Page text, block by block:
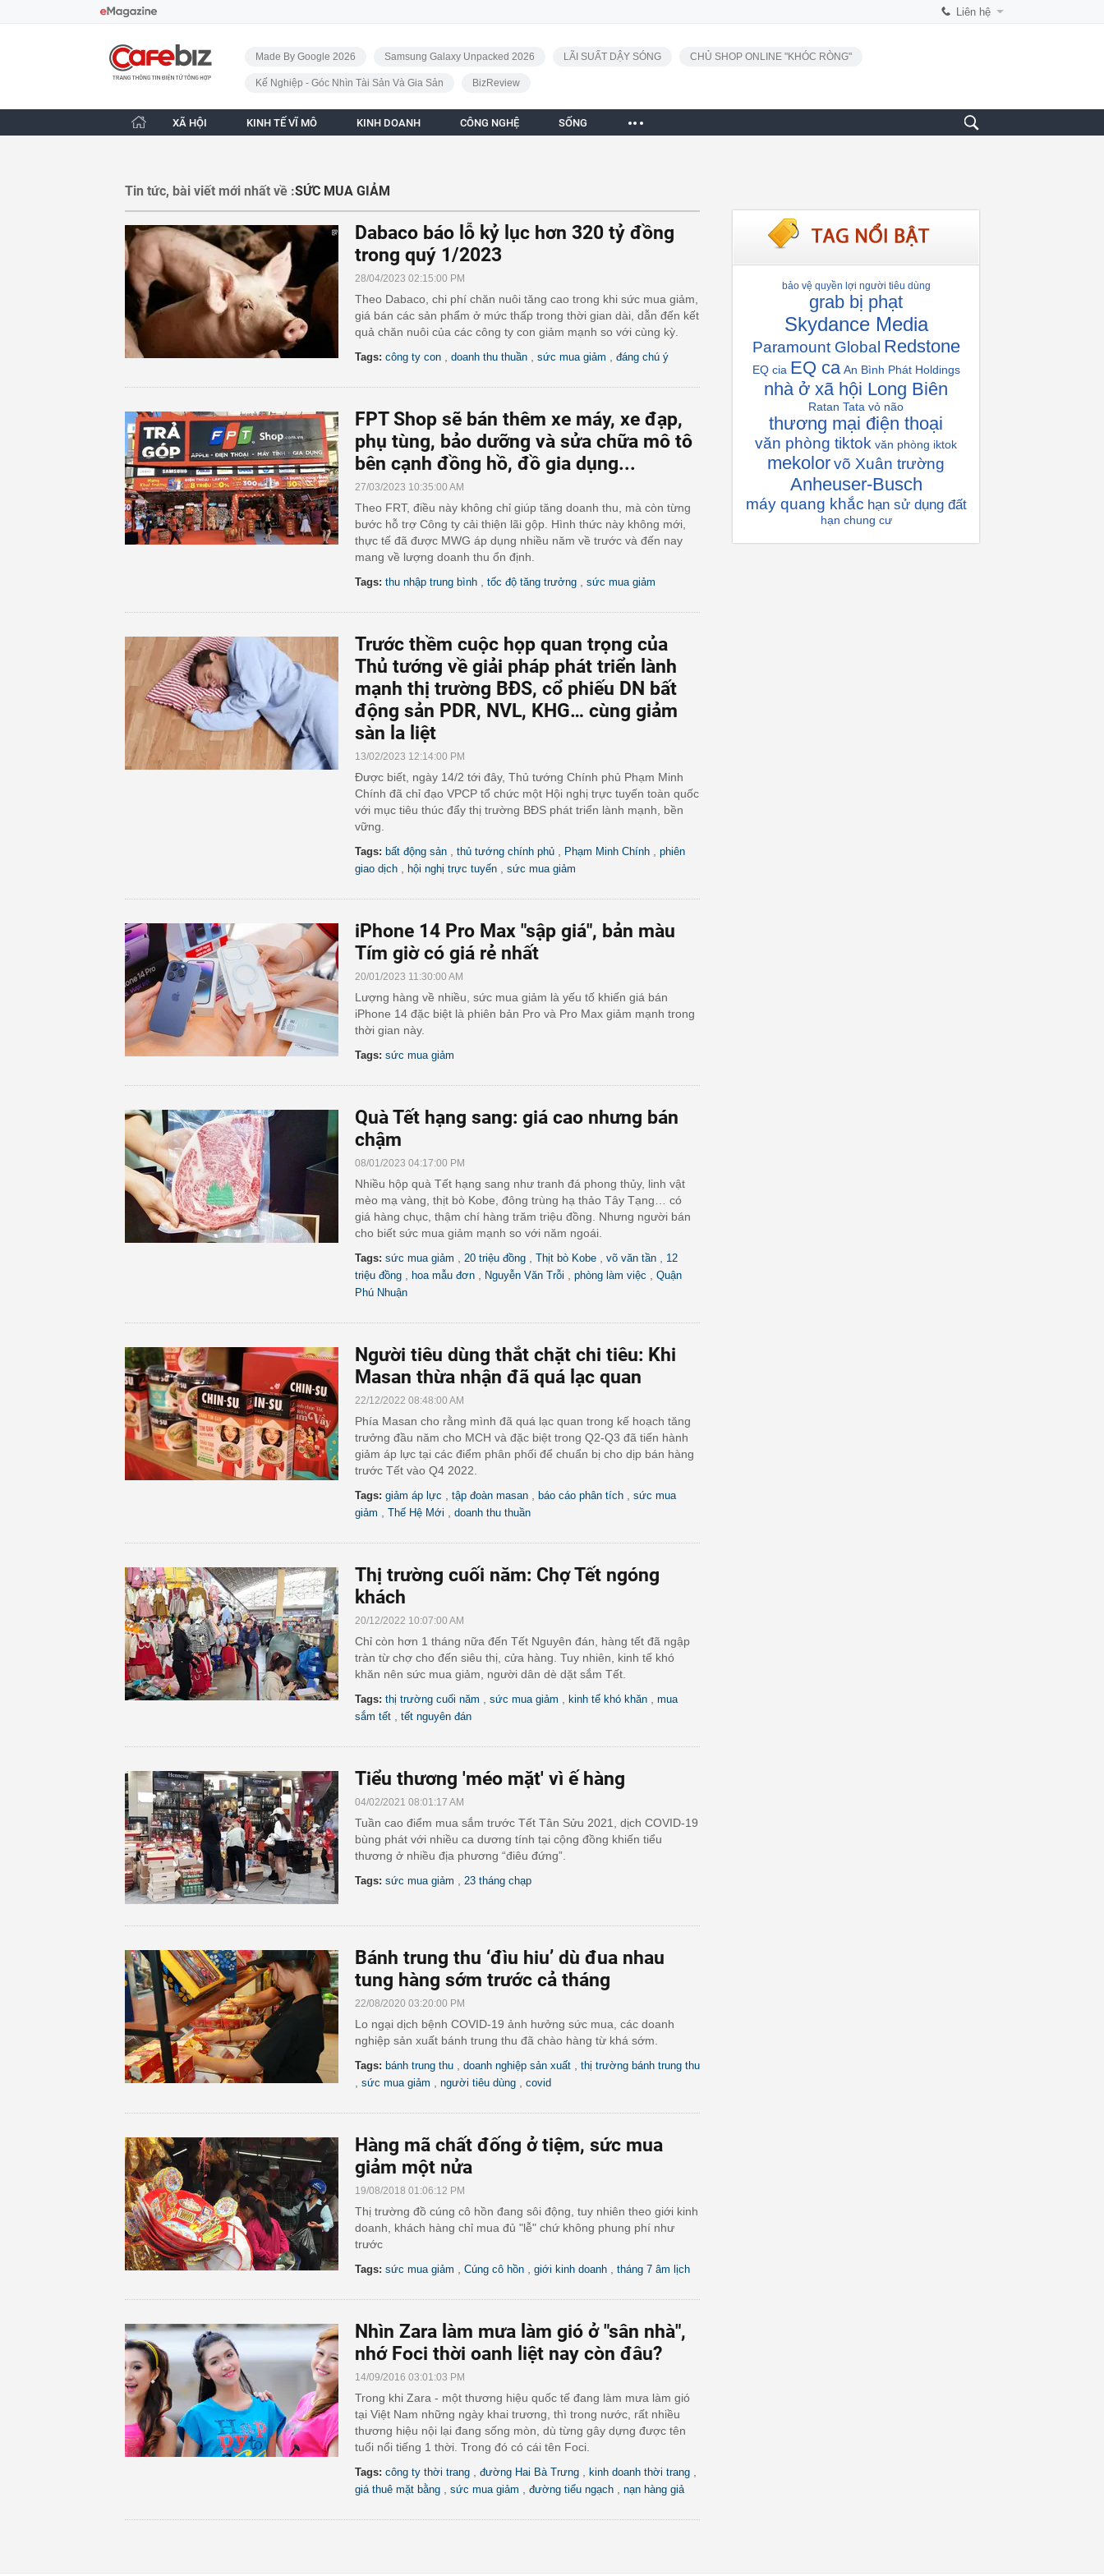
Liên hệ
CafeBiz - Trang chủ
Made By Google 2026
Samsung Galaxy Unpacked 2026 LÃI SUẤT DẬY SÓNG CHỦ SHOP ONLINE "KHÓC RÒNG"
Kế Nghiệp - Góc Nhìn Tài Sản Và Gia Sản BizReview
XÃ HỘI KINH TẾ VĨ MÔ KINH DOANH CÔNG NGHỆ SỐNG
Tin tức, bài viết mới nhất về :SỨC MUA GIẢM
Dabaco báo lỗ kỷ lục hơn 320 tỷ đồng
trong quý 1/2023
28/04/2023 02:15:00 PM
Theo Dabaco, chi phí chăn nuôi tăng cao trong khi sức mua giảm,
giá bán các sản phẩm ở mức thấp trong thời gian dài, dẫn đến kết
quả chăn nuôi của các công ty con giảm mạnh so với cùng kỳ.
Tags: công ty con doanh thu thuần sức mua giảm đáng chú ý
FPT Shop sẽ bán thêm xe máy, xe đạp,
phụ tùng, bảo dưỡng và sửa chữa mô tô
bên cạnh đồng hồ, đồ gia dụng...
27/03/2023 10:35:00 AM
Theo FRT, điều này không chỉ giúp tăng doanh thu, mà còn từng
bước hỗ trợ Công ty cải thiện lãi gộp. Hình thức này không mới,
thực tế đã được MWG áp dụng nhiều năm về trước và đến nay
mang về lượng doanh thu ổn định.
Tags: thu nhập trung bình tốc độ tăng trưởng sức mua giảm
Trước thềm cuộc họp quan trọng của
Thủ tướng về giải pháp phát triển lành
mạnh thị trường BĐS, cổ phiếu DN bất
động sản PDR, NVL, KHG… cùng giảm
sàn la liệt
13/02/2023 12:14:00 PM
Được biết, ngày 14/2 tới đây, Thủ tướng Chính phủ Phạm Minh
Chính đã chỉ đạo VPCP tổ chức một Hội nghị trực tuyến toàn quốc
với mục tiêu thúc đẩy thị trường BĐS phát triển lành mạnh, bền
vững.
Tags: bất động sản thủ tướng chính phủ Phạm Minh Chính
phiên
giao dịch
hội nghị trực tuyến sức mua giảm
iPhone 14 Pro Max "sập giá", bản màu
Tím giờ có giá rẻ nhất
20/01/2023 11:30:00 AM
Lượng hàng về nhiều, sức mua giảm là yếu tố khiến giá bán
iPhone 14 đặc biệt là phiên bản Pro và Pro Max giảm mạnh trong
thời gian này.
Tags: sức mua giảm
Quà Tết hạng sang: giá cao nhưng bán
chậm
08/01/2023 04:17:00 PM
Nhiều hộp quà Tết hạng sang như tranh đá phong thủy, linh vật
mèo mạ vàng, thịt bò Kobe, đông trùng hạ thảo Tây Tạng… có
giá hàng chục, thậm chí hàng trăm triệu đồng. Nhưng người bán
cho biết sức mua giảm mạnh so với năm ngoái.
Tags: sức mua giảm 20 triệu đồng Thịt bò Kobe võ văn tần
12
triệu đồng
hoa mẫu đơn Nguyễn Văn Trỗi phòng làm việc
Quận
Phú Nhuận
Người tiêu dùng thắt chặt chi tiêu: Khi
Masan thừa nhận đã quá lạc quan
22/12/2022 08:48:00 AM
Phía Masan cho rằng mình đã quá lạc quan trong kế hoạch tăng
trưởng đầu năm cho MCH và đặc biệt trong Q2-Q3 đã tiến hành
giảm áp lực tại các điểm phân phối để chuẩn bị cho dịp bán hàng
trước Tết vào Q4 2022.
Tags: giảm áp lực tập đoàn masan báo cáo phân tích
sức mua
giảm
Thế Hệ Mới doanh thu thuần
Thị trường cuối năm: Chợ Tết ngóng
khách
20/12/2022 10:07:00 AM
Chỉ còn hơn 1 tháng nữa đến Tết Nguyên đán, hàng tết đã ngập
tràn từ chợ cho đến siêu thị, cửa hàng. Tuy nhiên, kinh tế khó
khăn nên sức mua giảm, người dân dè dặt sắm Tết.
Tags: thị trường cuối năm sức mua giảm kinh tế khó khăn
mua
sắm tết
tết nguyên đán
Tiểu thương 'méo mặt' vì ế hàng
04/02/2021 08:01:17 AM
Tuần cao điểm mua sắm trước Tết Tân Sửu 2021, dịch COVID-19
bùng phát với nhiều ca dương tính tại cộng đồng khiến tiểu
thương ở nhiều địa phương “điêu đứng”.
Tags: sức mua giảm 23 tháng chạp
Bánh trung thu ‘đìu hiu’ dù đua nhau
tung hàng sớm trước cả tháng
22/08/2020 03:20:00 PM
Lo ngại dịch bệnh COVID-19 ảnh hưởng sức mua, các doanh
nghiệp sản xuất bánh trung thu đã chào hàng từ khá sớm.
Tags: bánh trung thu doanh nghiệp sản xuất thị trường bánh trung thu
sức mua giảm người tiêu dùng covid
Hàng mã chất đống ở tiệm, sức mua
giảm một nửa
19/08/2018 01:06:12 PM
Thị trường đồ cúng cô hồn đang sôi động, tuy nhiên theo giới kinh
doanh, khách hàng chỉ mua đủ "lễ" chứ không phung phí như
trước
Tags: sức mua giảm Cúng cô hồn giới kinh doanh tháng 7 âm lịch
Nhìn Zara làm mưa làm gió ở "sân nhà",
nhớ Foci thời oanh liệt nay còn đâu?
14/09/2016 03:01:03 PM
Trong khi Zara - một thương hiệu quốc tế đang làm mưa làm gió
tại Việt Nam những ngày khai trương, thì trong nước, rất nhiều
thương hiệu nội lại đang sống mòn, dù từng gây dựng được tên
tuổi nổi tiếng 1 thời. Trong đó có cái tên Foci.
Tags: công ty thời trang đường Hai Bà Trưng kinh doanh thời trang
giá thuê mặt bằng sức mua giảm đường tiểu ngạch nạn hàng giả
bảo vệ quyền lợi người tiêu dùng
grab bị phạt
Skydance Media
Paramount Global Redstone
EQ cia EQ ca An Bình Phát Holdings
nhà ở xã hội Long Biên
Ratan Tata vỏ não
thương mại điện thoại
văn phòng tiktok văn phòng iktok
mekolorvõ Xuân trường
Anheuser-Busch
máy quang khắc hạn sử dụng đất
hạn chung cư